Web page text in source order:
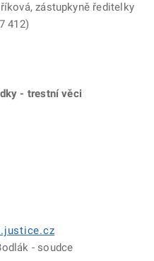
zástupkyně ředitelky
412)
- trestní věci
- soudce